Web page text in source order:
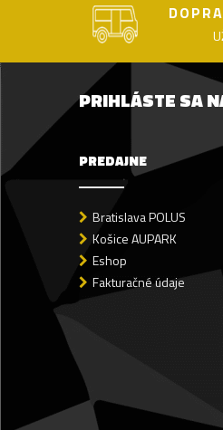
PRIHLÁSTE SA
PREDAJNE
Bratislava POLUS
Košice AUPARK
Eshop
Fakturačné údaje